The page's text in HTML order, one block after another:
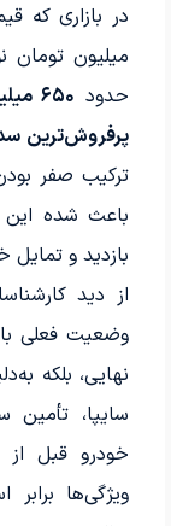
میلیون تومان
حدود ۶۵۰ میلیون تومان
پرفروش‌ترین
ترکیب صفر
باعث شده این
بازدید و تمایل
وضعیت فعلی
نهایی، بلکه
سایپا،
خودرو قبل از
ویژگی‌ها